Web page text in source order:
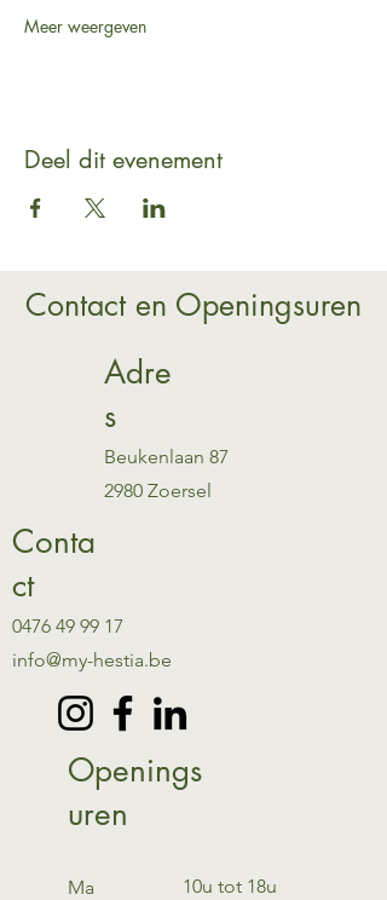
Meer weergeven
Deel dit evenement
Contact en Openingsuren
Adre
s
Beukenlaan 87
2980 Zoersel
Conta
ct
0476 49 99 17
info@my-hestia.be
Openings
uren
Ma
10u tot 18u